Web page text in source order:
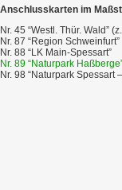
Anschlusskarten im
Nr. 45 “Westl. Thür. Wald”
Nr. 87 “Region Schweinfurt”
Nr. 88 “LK Main-Spessart”
Nr. 89 “Naturpark
Nr. 98 “Naturpark Spessart